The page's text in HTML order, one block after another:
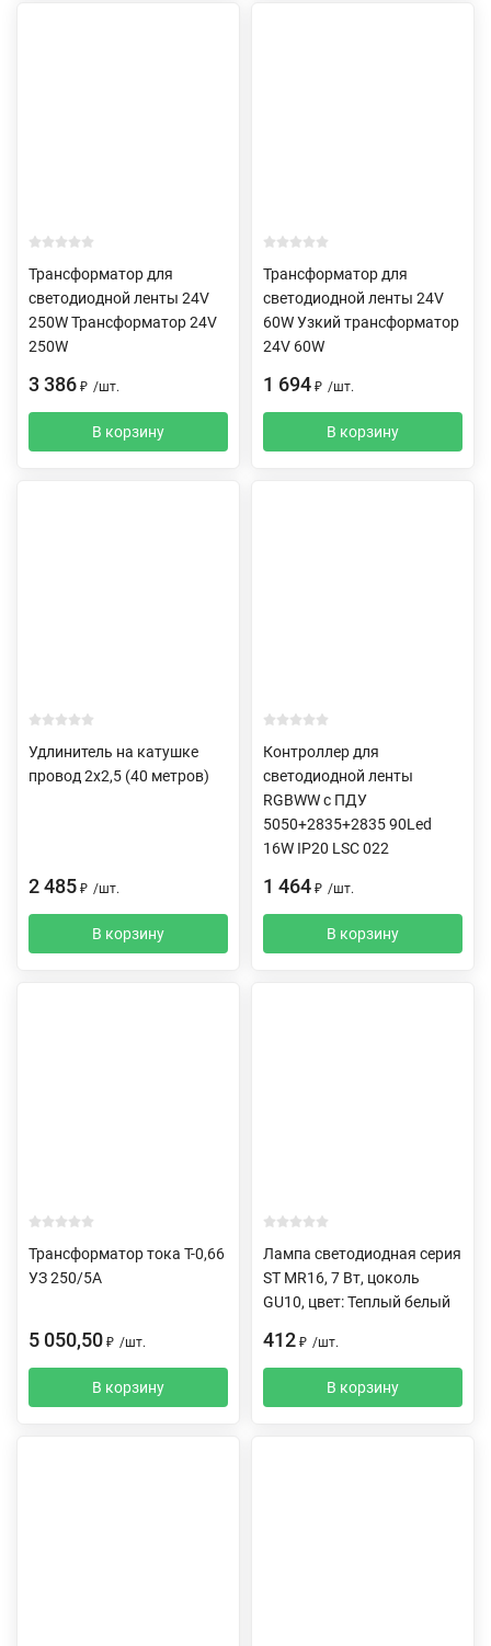
Трансформатор для
светодиодной ленты 24V
250W Трансформатор 24V
250W
3 386 ₽ /шт.
В корзину
Трансформатор для
светодиодной ленты 24V
60W Узкий трансформатор
24V 60W
1 694 ₽ /шт.
В корзину
Удлинитель на катушке
провод 2х2,5 (40 метров)
2 485 ₽ /шт.
В корзину
Контроллер для
светодиодной ленты
RGBWW c ПДУ
5050+2835+2835 90Led
16W IP20 LSC 022
1 464 ₽ /шт.
В корзину
Трансформатор тока Т-0,66
УЗ 250/5А
5 050,50 ₽ /шт.
В корзину
Лампа светодиодная серия
ST MR16, 7 Вт, цоколь
GU10, цвет: Теплый белый
412 ₽ /шт.
В корзину